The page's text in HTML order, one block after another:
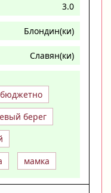
3.0
Блондин(ки)
Славян(ки)
бюджетно
берег
мамка